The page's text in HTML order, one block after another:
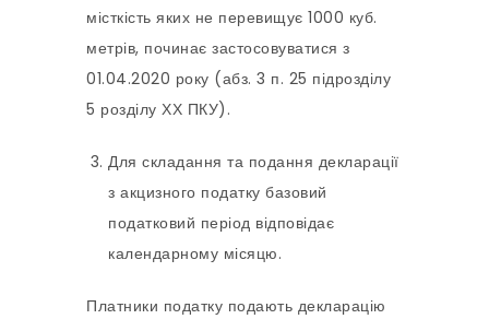
місткість яких не перевищує 1000 куб.
метрів, починає застосовуватися з
01.04.2020 року (абз. 3 п. 25 підрозділу
5 розділу ХХ ПКУ).
Для складання та подання декларації
з акцизного податку базовий
податковий період відповідає
календарному місяцю.
Платники податку подають декларацію